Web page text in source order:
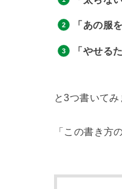
「あの服
「やせる
と3つ書いてみ
「この書き方